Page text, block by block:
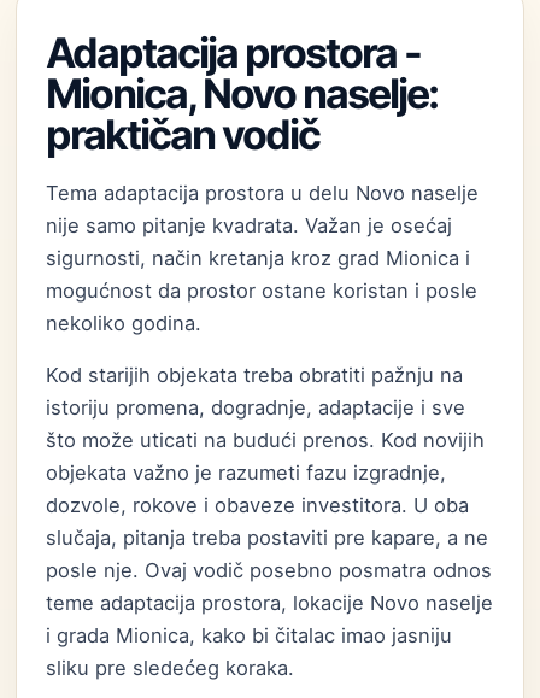
Adaptacija prostora -
Mionica, Novo naselje:
praktičan vodič
Tema adaptacija prostora u delu Novo naselje
nije samo pitanje kvadrata. Važan je osećaj
sigurnosti, način kretanja kroz grad Mionica i
mogućnost da prostor ostane koristan i posle
nekoliko godina.
Kod starijih objekata treba obratiti pažnju na
istoriju promena, dogradnje, adaptacije i sve
što može uticati na budući prenos. Kod novijih
objekata važno je razumeti fazu izgradnje,
dozvole, rokove i obaveze investitora. U oba
slučaja, pitanja treba postaviti pre kapare, a ne
posle nje. Ovaj vodič posebno posmatra odnos
teme adaptacija prostora, lokacije Novo naselje
i grada Mionica, kako bi čitalac imao jasniju
sliku pre sledećeg koraka.